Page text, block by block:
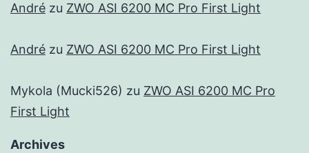
André zu ZWO ASI 6200 MC Pro First Light
André zu ZWO ASI 6200 MC Pro First Light
Mykola (Mucki526) zu ZWO ASI 6200 MC Pro
First Light
Archives